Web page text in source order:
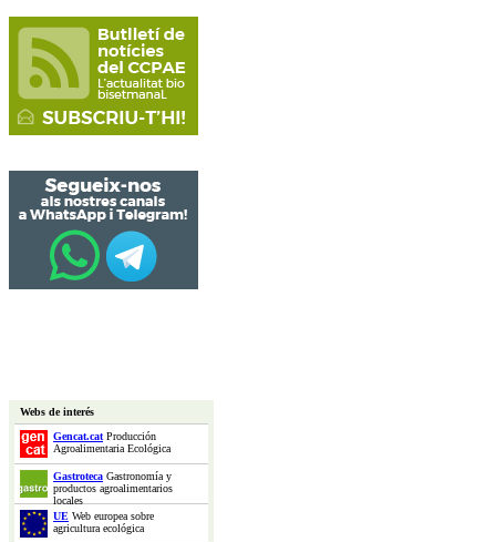
Webs de interés
Gencat.catProducción
Agroalimentaria Ecológica
Gastroteca Gastronomía y
productos agroalimentarios
locales
UE Web europea sobre
agricultura ecológica